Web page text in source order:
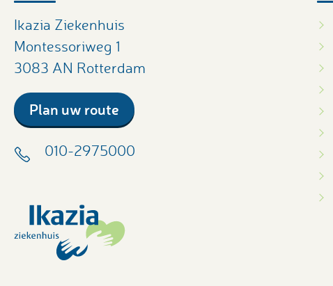
Ikazia Ziekenhuis
Montessoriweg 1
3083 AN Rotterdam
Plan uw route
010-2975000